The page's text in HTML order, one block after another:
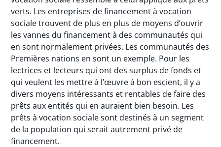
verts. Les entreprises de financement à vocation
sociale trouvent de plus en plus de moyens d’ouvrir
les vannes du financement à des communautés qui
en sont normalement privées. Les communautés des
Premières nations en sont un exemple. Pour les
lectrices et lecteurs qui ont des surplus de fonds et
qui veulent les mettre à l’œuvre à bon escient, il y a
divers moyens intéressants et rentables de faire des
prêts aux entités qui en auraient bien besoin. Les
prêts à vocation sociale sont destinés à un segment
de la population qui serait autrement privé de
financement.